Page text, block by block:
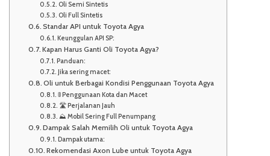
Oli Semi Sintetis
Oli Full Sintetis
Standar API untuk Toyota Agya
Keunggulan API SP:
Kapan Harus Ganti Oli Toyota Agya?
Panduan:
Jika sering macet:
Oli untuk Berbagai Kondisi Penggunaan Toyota Agya
🚦 Penggunaan Kota dan Macet
🛣️ Perjalanan Jauh
⛰️ Mobil Sering Full Penumpang
Dampak Salah Memilih Oli untuk Toyota Agya
Dampak utama:
Rekomendasi Axon Lube untuk Toyota Agya